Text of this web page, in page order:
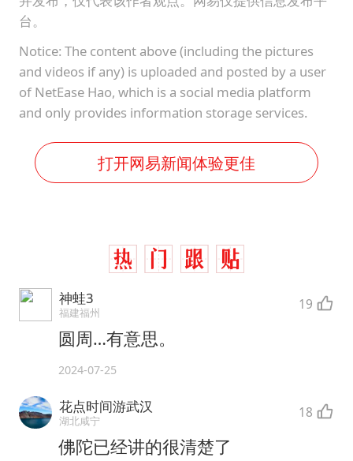
台。
Notice: The content above (including the pictures
and videos if any) is uploaded and posted by a user
of NetEase Hao, which is a social media platform
and only provides information storage services.
打开网易新闻体验更佳
神蛙3
福建福州 19
圆周…有意思。
2024-07-25
花点时间游武汉
湖北咸宁 18
佛陀已经讲的很清楚了